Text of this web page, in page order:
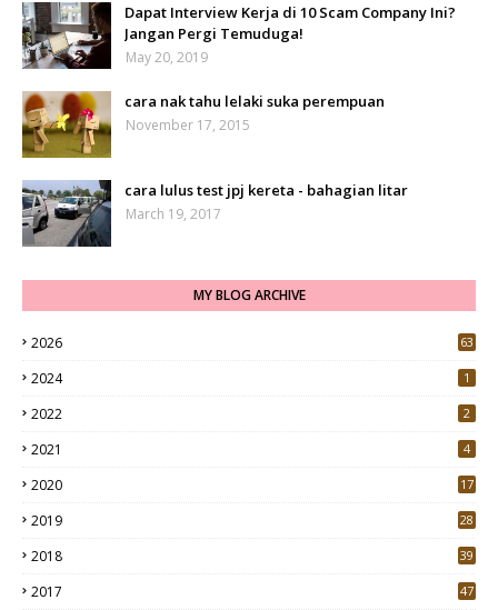
Dapat Interview Kerja di 10 Scam Company Ini?
Jangan Pergi Temuduga!
May 20, 2019
cara nak tahu lelaki suka perempuan
November 17, 2015
cara lulus test jpj kereta - bahagian litar
March 19, 2017
MY BLOG ARCHIVE
2026 63
2024 1
2022 2
2021 4
2020
17
2019
28
2018
39
2017
47